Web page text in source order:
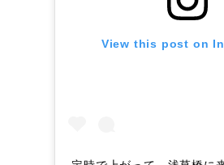
View this post on